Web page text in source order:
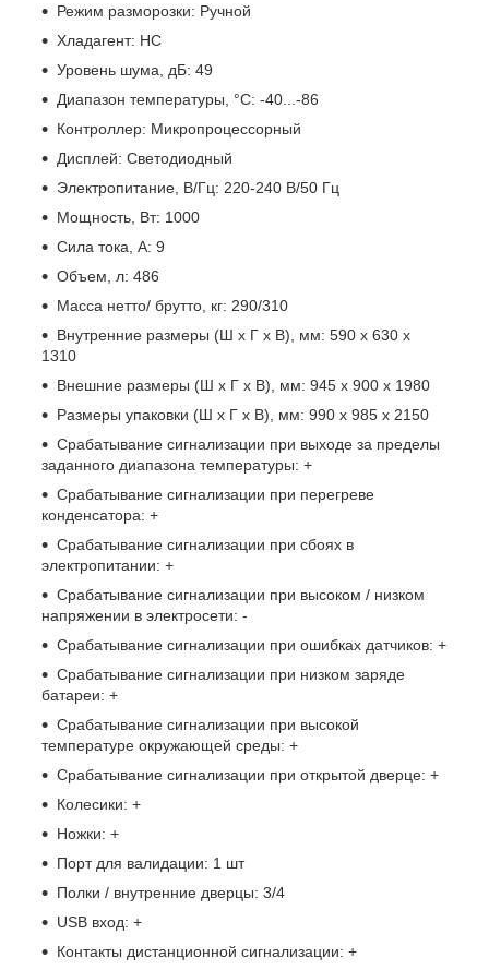
Режим разморозки: Ручной
Хладагент: HC
Уровень шума, дБ: 49
Диапазон температуры, °С: -40...-86
Контроллер: Микропроцессорный
Дисплей: Светодиодный
Электропитание, В/Гц: 220-240 В/50 Гц
Мощность, Вт: 1000
Сила тока, А: 9
Объем, л: 486
Масса нетто/ брутто, кг: 290/310
Внутренние размеры (Ш х Г х В), мм: 590 х 630 х
1310
Внешние размеры (Ш х Г х В), мм: 945 x 900 x 1980
Размеры упаковки (Ш х Г х В), мм: 990 x 985 x 2150
Срабатывание сигнализации при выходе за пределы
заданного диапазона температуры: +
Срабатывание сигнализации при перегреве
конденсатора: +
Срабатывание сигнализации при сбоях в
электропитании: +
Срабатывание сигнализации при высоком / низком
напряжении в электросети: -
Срабатывание сигнализации при ошибках датчиков: +
Срабатывание сигнализации при низком заряде
батареи: +
Срабатывание сигнализации при высокой
температуре окружающей среды: +
Срабатывание сигнализации при открытой дверце: +
Колесики: +
Ножки: +
Порт для валидации: 1 шт
Полки / внутренние дверцы: 3/4
USB вход: +
Контакты дистанционной сигнализации: +